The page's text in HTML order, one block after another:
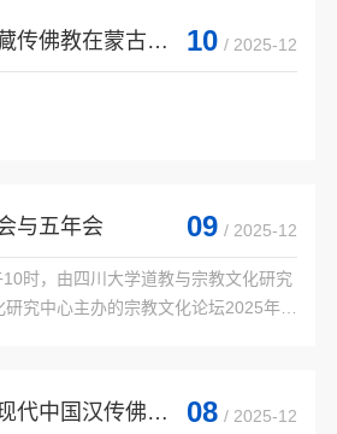
预告|斯琴高娃：藏传佛教在蒙古地区的传承历史 10 / 2025-12
与五年会 09 / 2025-12
时，由四川大学道教与宗教文化研究
究中心主办的宗教文化论坛2025年系
教授及南亚所、文新学院、哲学系和
纪要|胡永辉：近现代中国汉传佛教的组织建设 08 / 2025-12